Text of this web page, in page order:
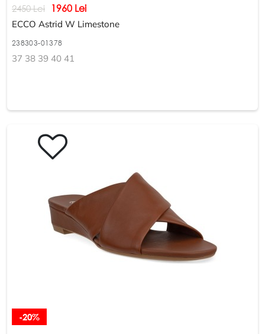
2450 Lei 1960 Lei
ECCO Astrid W Limestone
238303-01378
37 38 39 40 41
-20%